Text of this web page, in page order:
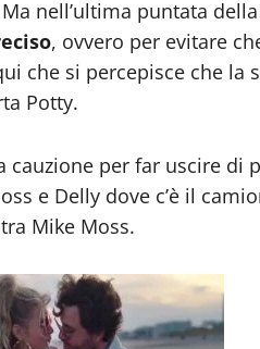
nell’ultima puntata
, ovvero per evitare
che si percepisce che la
Potty.
cauzione per far uscire
e Delly dove c’è il
Mike Moss.